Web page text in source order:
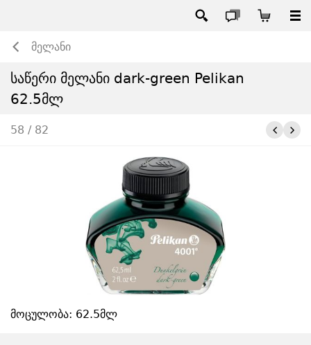
მელანი
საწერი მელანი dark-green Pelikan
62.5მლ
58 / 82
მოცულობა: 62.5მლ